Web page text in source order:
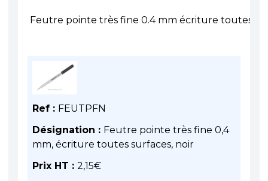
Feutre pointe très fine 0.4 mm écriture toutes
Ref : FEUTPFN
Désignation : Feutre pointe très fine 0,4
mm, écriture toutes surfaces, noir
Prix HT : 2,15€